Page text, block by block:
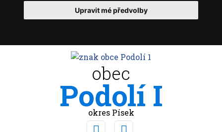
Upravit mé předvolby
obec
Podolí I
okres Písek